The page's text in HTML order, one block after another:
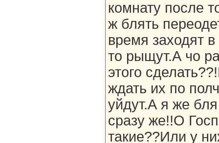
комнату после
ж блять
время заходят
то рыщут.А чо
этого
ждать их по
уйдут.А я же
сразу же!!О
такие??Или у